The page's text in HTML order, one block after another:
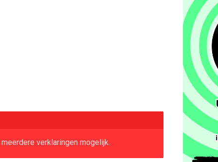
verklaringen mogelijk.